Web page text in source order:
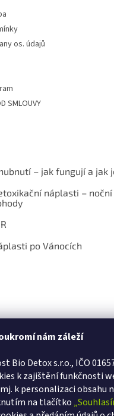
nám záleží
Bio Detox s.r.o., IČO
k zajištění funkčnosti
k personalizaci obsahu
na tlačítko
os. údajů
SMLOUVY
– jak fungují a jak
náplasti –
po Vánocích